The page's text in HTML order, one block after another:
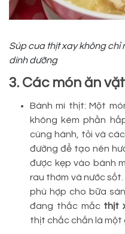
Súp cua thịt xay không
dinh dưỡng
3. Các món ăn
Bánh mì thịt: Một
không kém phần
cùng hành, tỏi và
đường để tạo nên
được kẹp vào bánh
rau thơm và nước
phù hợp cho bữa
đang thắc mắc thịt
thịt chắc chắn là một